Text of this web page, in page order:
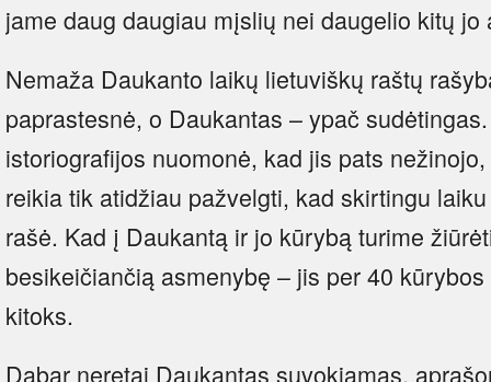
jame daug daugiau mįslių nei daugelio kitų
Nemaža Daukanto laikų lietuviškų raštų
paprastesnė, o Daukantas – ypač
istoriografijos nuomonė, kad jis pats
reikia tik atidžiau pažvelgti, kad skirtingu
rašė. Kad į Daukantą ir jo kūrybą turime
besikeičiančią asmenybę – jis per 40
kitoks.
Dabar neretai Daukantas suvokiamas,